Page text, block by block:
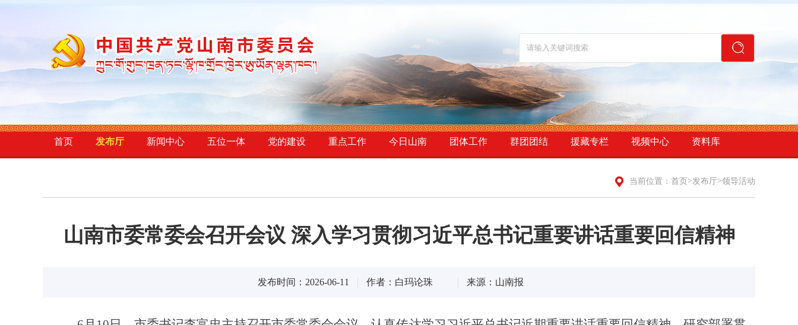
首页 发布厅 新闻中心 五位一体 党的建设 重点工作 今日山南 团体工作 群团团结 援藏专栏 视频中心 资料库
当前位置： 首页 >发布厅>领导活动
山南市委常委会召开会议 深入学习贯彻习近平总书记重要讲话重要回信精神
发布时间：2026-06-11 作者：白玛论珠 来源：山南报